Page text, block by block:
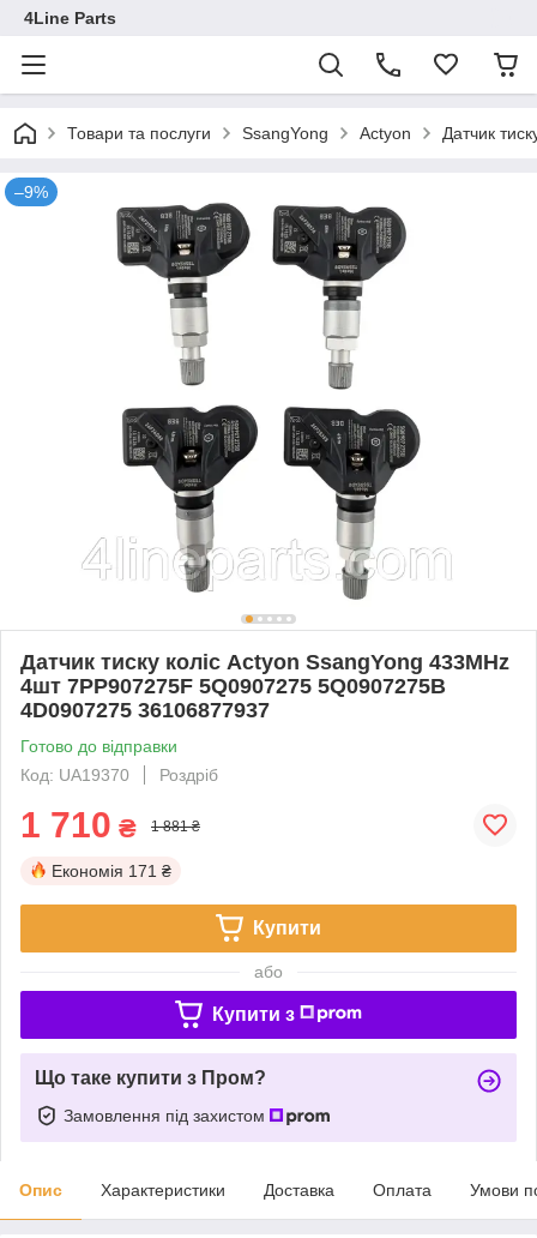
4Line Parts
Товари та послуги SsangYong Actyon Датчик
–9%
Датчик тиску коліс Actyon SsangYong 433MHz
4шт 7PP907275F 5Q0907275 5Q0907275B
4D0907275 36106877937
Готово до відправки
Код: UA19370
Роздріб
1 710 ₴ 1 881 ₴
Економія 171 ₴
Купити
або
Купити з
Що таке купити з Пром?
Замовлення під захистом
Опис Характеристики Доставка Оплата Умови